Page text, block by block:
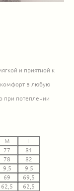
и приятной к
комфорт в любую
при потеплении
M
L
77
81
78
82
9,5
9,5
69
69,5
62,5 62,5